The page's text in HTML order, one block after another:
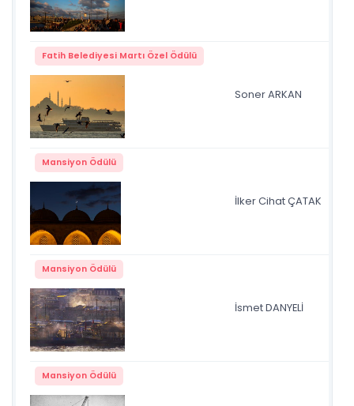
Fatih Belediyesi Martı Özel Ödülü
Soner ARKAN
Mansiyon Ödülü
İlker Cihat ÇATAK
Mansiyon Ödülü
İsmet DANYELİ
Mansiyon Ödülü